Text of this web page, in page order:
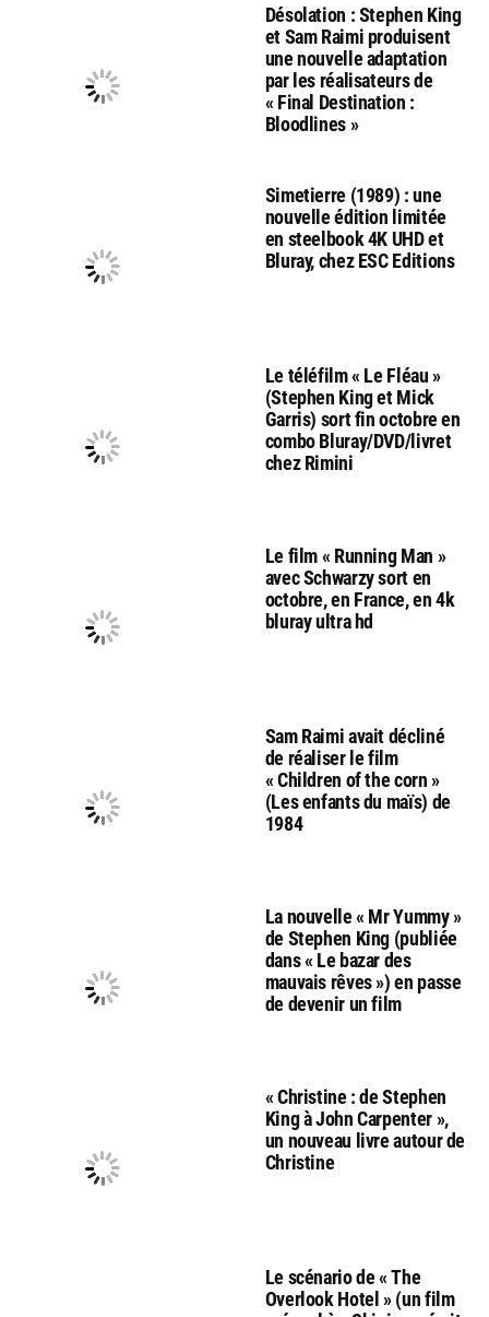
Désolation : Stephen King
et Sam Raimi produisent
une nouvelle adaptation
par les réalisateurs de
« Final Destination :
Bloodlines »
Simetierre (1989) : une
nouvelle édition limitée
en steelbook 4K UHD et
Bluray, chez ESC Editions
Le téléfilm « Le Fléau »
(Stephen King et Mick
Garris) sort fin octobre en
combo Bluray/DVD/livret
chez Rimini
Le film « Running Man »
avec Schwarzy sort en
octobre, en France, en 4k
bluray ultra hd
Sam Raimi avait décliné
de réaliser le film
« Children of the corn »
(Les enfants du maïs) de
1984
La nouvelle « Mr Yummy »
de Stephen King (publiée
dans « Le bazar des
mauvais rêves ») en passe
de devenir un film
« Christine : de Stephen
King à John Carpenter »,
un nouveau livre autour de
Christine
Le scénario de « The
Overlook Hotel » (un film